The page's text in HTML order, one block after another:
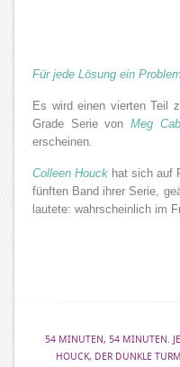
Für jede Lösung ein
Es wird einen vierten Teil
Grade Serie von Meg
erscheinen.
Colleen Houck hat sich auf
fünften Band ihrer Serie,
lautete: wahrscheinlich im
54 MINUTEN, 54 MINUTEN.
HOUCK, DER DUNKLE TURM